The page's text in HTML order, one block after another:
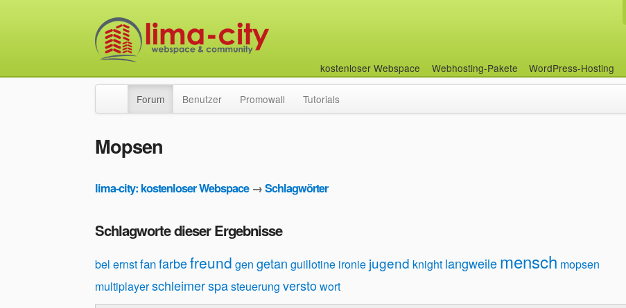
kostenloser Webspace Webhosting-Pakete WordPress-Hosting
Forum Benutzer Promowall Tutorials
Mopsen
lima-city: kostenloser Webspace→Schlagwörter
Schlagworte dieser Ergebnisse
bel ernstfanfarbefreund gen getan guillotine ironie jugend knight langweilemensch mopsen
multiplayerschleimerspasteuerung verstowort